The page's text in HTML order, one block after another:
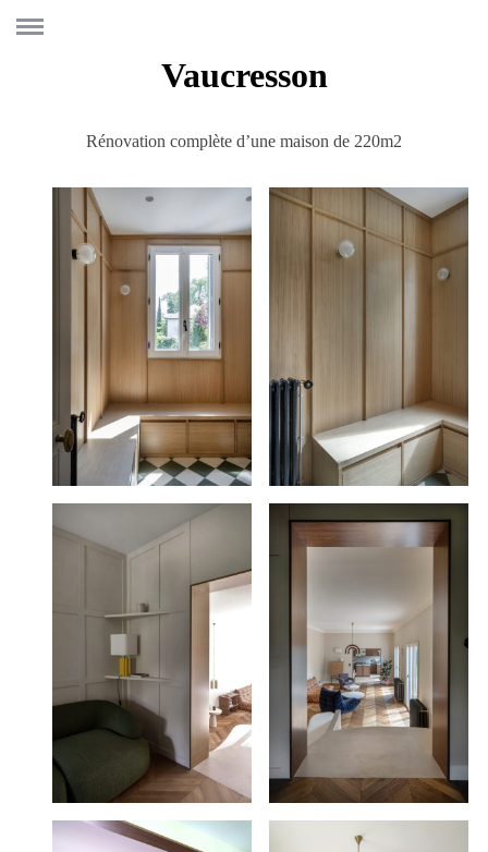
Vaucresson
Rénovation complète d’une maison de 220m2